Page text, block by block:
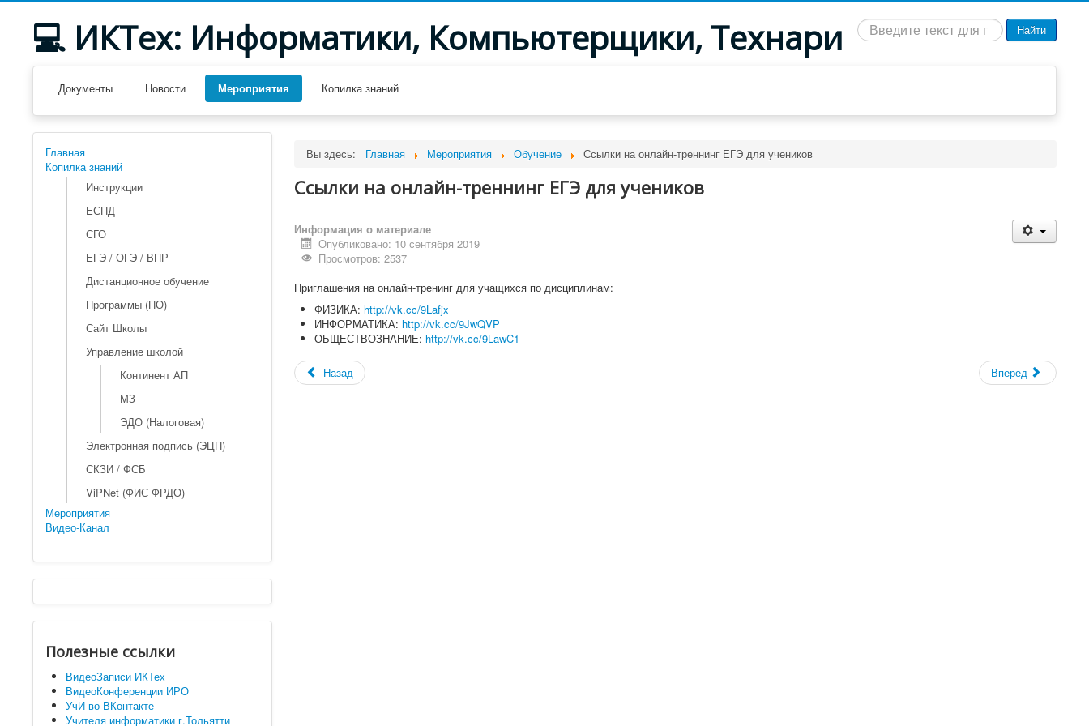
💻 ИКТех: Информатики, Компьютерщики, Технари Искать... Найти
Документы Новости Мероприятия Копилка знаний
Главная
Копилка знаний
Инструкции
ЕСПД
СГО
ЕГЭ / ОГЭ / ВПР
Дистанционное обучение
Программы (ПО)
Сайт Школы
Управление школой
Континент АП
МЗ
ЭДО (Налоговая)
Электронная подпись (ЭЦП)
СКЗИ / ФСБ
ViPNet (ФИС ФРДО)
Мероприятия
Видео-Канал
Полезные ссылки
ВидеоЗаписи ИКТех
ВидеоКонференции ИРО
УчИ во ВКонтакте
Учителя информатики г.Тольятти
Вы здесь: Главная Мероприятия Обучение Ссылки на онлайн-треннинг ЕГЭ для учеников
Ссылки на онлайн-треннинг ЕГЭ для учеников
Информация о материале
Опубликовано: 10 сентября 2019
Просмотров: 2537
Приглашения на онлайн-тренинг для учащихся по дисциплинам:
ФИЗИКА: http://vk.cc/9Lafjx
ИНФОРМАТИКА: http://vk.cc/9JwQVP
ОБЩЕСТВОЗНАНИЕ: http://vk.cc/9LawC1
Назад Вперед